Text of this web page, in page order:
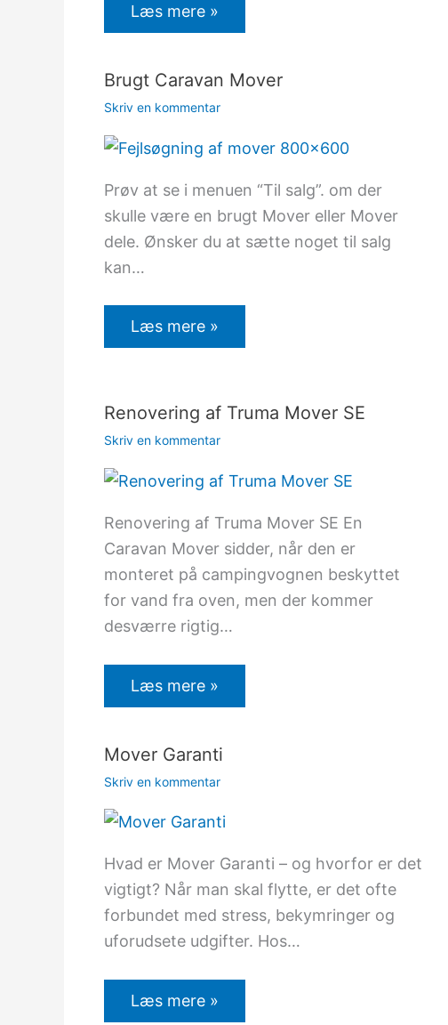
Læs mere »
Brugt Caravan Mover
Skriv en kommentar
Prøv at se i menuen “Til salg”. om der
skulle være en brugt Mover eller Mover
dele. Ønsker du at sætte noget til salg
kan…
Læs mere »
Renovering af Truma Mover SE
Skriv en kommentar
Renovering af Truma Mover SE En
Caravan Mover sidder, når den er
monteret på campingvognen beskyttet
for vand fra oven, men der kommer
desværre rigtig…
Læs mere »
Mover Garanti
Skriv en kommentar
Hvad er Mover Garanti – og hvorfor er det
vigtigt? Når man skal flytte, er det ofte
forbundet med stress, bekymringer og
uforudsete udgifter. Hos…
Læs mere »